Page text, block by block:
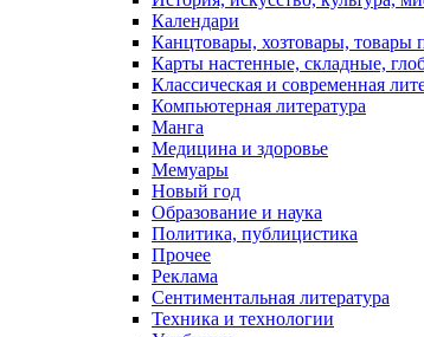
Календари
Канцтовары, хозтовары, товары
Карты настенные, складные,
Классическая и современная
Компьютерная литература
Манга
Медицина и здоровье
Мемуары
Новый год
Образование и наука
Политика, публицистика
Прочее
Реклама
Сентиментальная литература
Техника и технологии